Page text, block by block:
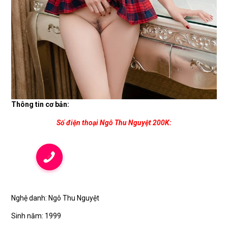
Thông tin cơ bản:
Số điện thoại Ngô Thu Nguyệt 200K:
Nghệ danh: Ngô Thu Nguyệt
Sinh năm: 1999